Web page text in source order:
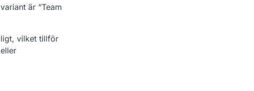
är “Team
vilket tillför